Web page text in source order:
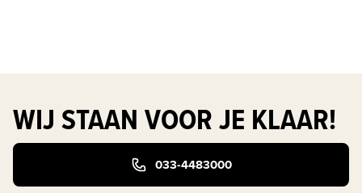
WIJ STAAN VOOR JE KLAAR!
033-4483000